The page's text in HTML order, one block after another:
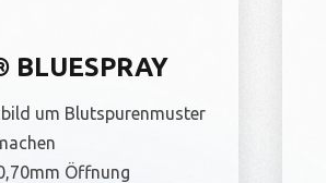
um Blutspurenmuster
Öffnung